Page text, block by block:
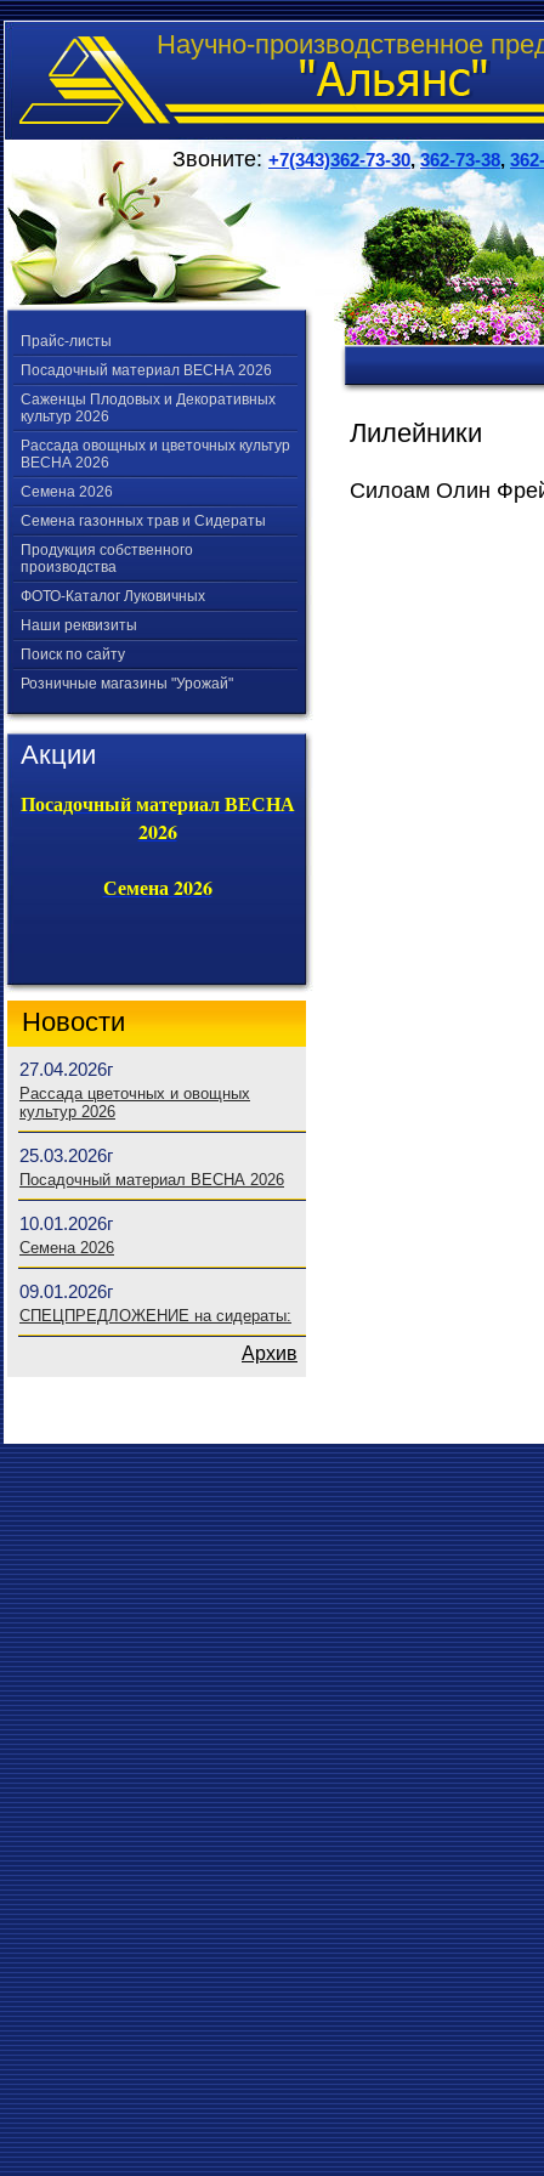
Научно-производственное
Звоните: +7(343)362-73-30,362-73-38,
Прайс-листы
Посадочный материал ВЕСНА 2026
Саженцы Плодовых и Декоративных
культур 2026
Рассада овощных и цветочных культур
ВЕСНА 2026
Семена 2026
Семена газонных трав и Сидераты
Продукция собственного
производства
ФОТО-Каталог Луковичных
Наши реквизиты
Поиск по сайту
Розничные магазины "Урожай"
Акции
Посадочный материал ВЕСНА
2026
Семена 2026
Новости
27.04.2026г
Рассада цветочных и овощных
культур 2026
25.03.2026г
Посадочный материал ВЕСНА 2026
10.01.2026г
Семена 2026
09.01.2026г
СПЕЦПРЕДЛОЖЕНИЕ на сидераты:
Архив
Лилейники
Силоам Олин